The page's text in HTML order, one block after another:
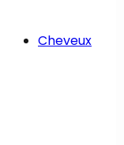
Cheveux